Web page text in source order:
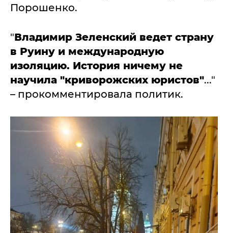
Порошенко.
"Владимир Зеленский ведет страну
в Руину и международную
изоляцию. История ничему не
научила "криворожских юристов"..."
– прокомментировала политик.